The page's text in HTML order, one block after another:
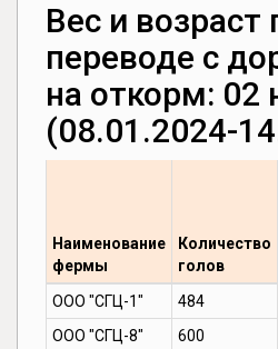
Вес и возраст
переводе с
на откорм: 02
(08.01.2024-
Наименование
фермы
Количество
голов
ООО "СГЦ-1"
484
ООО "СГЦ-8"
600